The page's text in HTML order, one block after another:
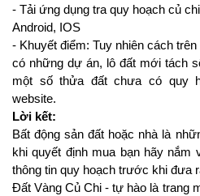
- Tải ứng dụng tra quy hoạch củ
Android, IOS
- Khuyết điểm: Tuy nhiên cách
có những dự án, lô đất mới tách
một số thửa đất chưa có quy
website.
Lời kết:
Bất động sản đất hoặc nhà là
khi quyết định mua bạn hãy nắm
thông tin quy hoạch trước khi đưa
Đất Vàng Củ Chi - tự hào là trang